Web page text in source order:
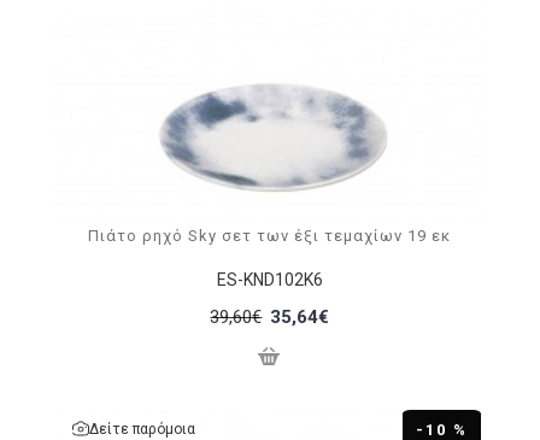
ES-KND102K6
Πιάτο ρηχό Sky σετ των έξι τεμαχίων 19 εκ
39,60€ 35,64€
-10 %
Δείτε παρόμοια